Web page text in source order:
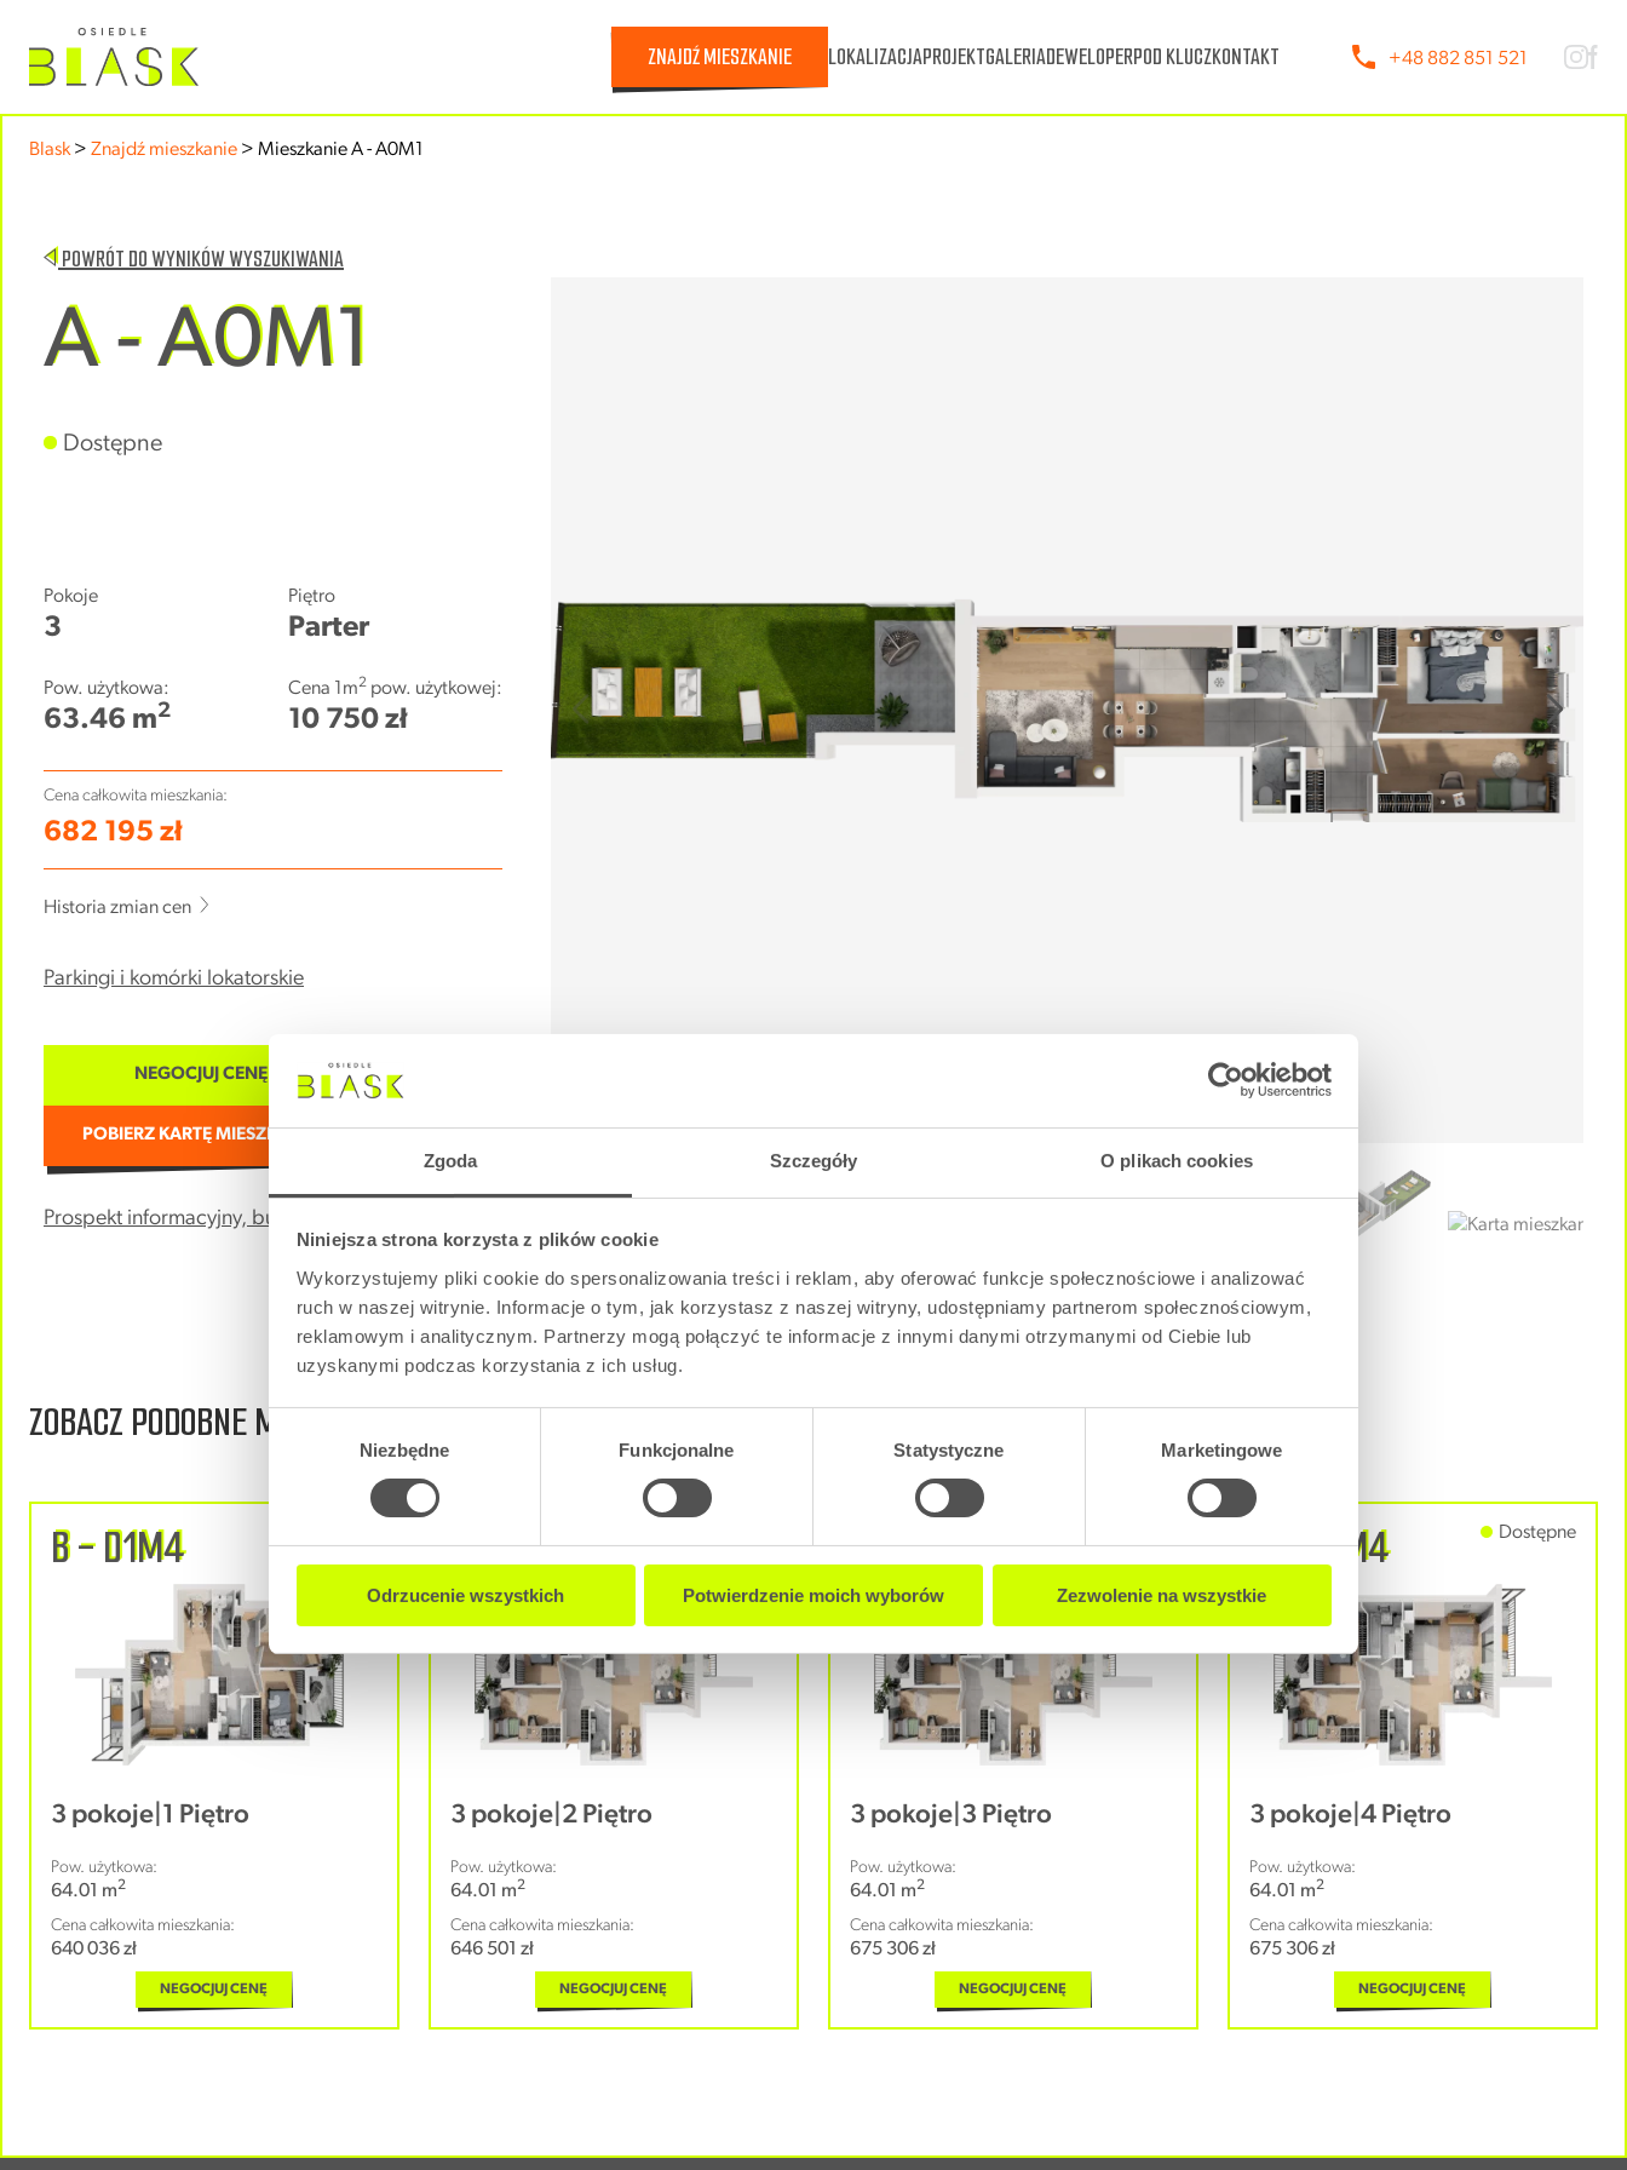
Zgoda Szczegóły O plikach cookies
Niniejsza strona korzysta z plików cookie
Wykorzystujemy pliki cookie do spersonalizowania treści i reklam, aby oferować funkcje społecznościowe i analizować
ruch w naszej witrynie. Informacje o tym, jak korzystasz z naszej witryny, udostępniamy partnerom społecznościowym,
reklamowym i analitycznym. Partnerzy mogą połączyć te informacje z innymi danymi otrzymanymi od Ciebie lub
uzyskanymi podczas korzystania z ich usług.
Wybór
Niezbędne Funkcjonalne Statystyczne Marketingowe
Odrzucenie wszystkich Potwierdzenie moich wyborów Zezwolenie na wszystkie
ZNAJDŹ MIESZKANIE LOKALIZACJAPROJEKTGALERIADEWELOPERPOD KLUCZKONTAKT +48 882 851 521
Blask> Znajdź mieszkanie > Mieszkanie A - A0M1
POWRÓT DO WYNIKÓW WYSZUKIWANIA
A - A0M1
Dostępne
Pokoje
3
Piętro
Parter
Pow. użytkowa:
63.46 m2
Cena 1m2pow. użytkowej:
10 750 zł
Cena całkowita mieszkania:
682 195 zł
Historia zmian cen
Parkingi i komórki lokatorskie
NEGOCJUJ CENĘ
POBIERZ KARTĘ MIESZKANIA
Prospekt informacyjny, budynek A – część ogólna.
ZOBACZ PODOBNE MIESZKANIA
B - D1M4
3 pokoje 1 Piętro
Pow. użytkowa:
64.01 m2
Cena całkowita mieszkania:
640 036 zł
NEGOCJUJ CENĘ
B - D2M4
3 pokoje 2 Piętro
Pow. użytkowa:
64.01 m2
Cena całkowita mieszkania:
646 501 zł
NEGOCJUJ CENĘ
B - D3M4
3 pokoje 3 Piętro
Pow. użytkowa:
64.01 m2
Cena całkowita mieszkania:
675 306 zł
NEGOCJUJ CENĘ
B - D4M4 Dostępne
3 pokoje 4 Piętro
Pow. użytkowa:
64.01 m2
Cena całkowita mieszkania:
675 306 zł
NEGOCJUJ CENĘ